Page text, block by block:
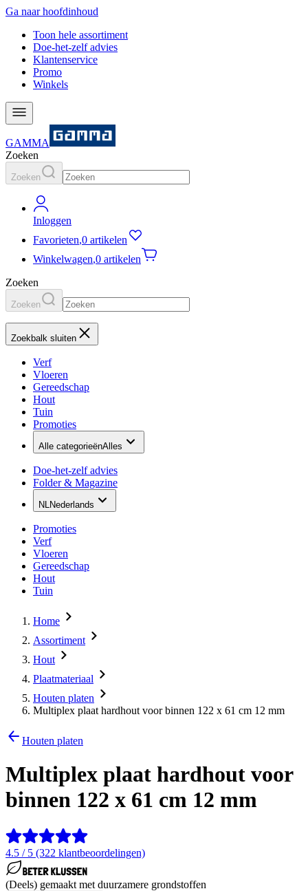
Ga naar hoofdinhoud
Toon hele assortiment
Doe-het-zelf advies
Klantenservice
Promo
Winkels
GAMMA
Zoeken
Zoeken
Inloggen
Favorieten,0 artikelen
Winkelwagen,0 artikelen
Zoeken
Zoeken
Zoekbalk sluiten
Verf
Vloeren
Gereedschap
Hout
Tuin
Promoties
Alle categorieënAlles
Doe-het-zelf advies
Folder & Magazine
NLNederlands
Promoties
Verf
Vloeren
Gereedschap
Hout
Tuin
Home
Assortiment
Hout
Plaatmateriaal
Houten platen
Multiplex plaat hardhout voor binnen 122 x 61 cm 12 mm
Houten platen
Multiplex plaat hardhout voor
binnen 122 x 61 cm 12 mm
4.5 / 5 (322 klantbeoordelingen)
(Deels) gemaakt met duurzamere grondstoffen